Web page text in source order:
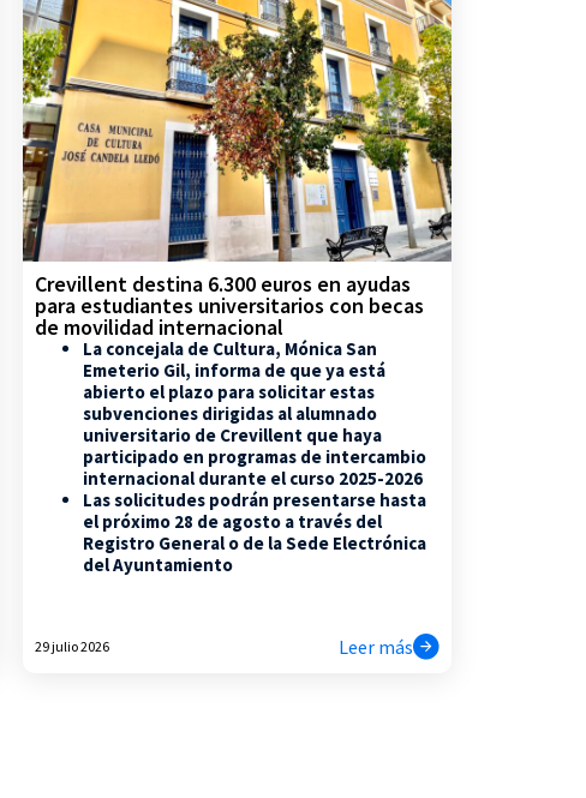
Crevillent destina 6.300 euros en ayudas
para estudiantes universitarios con becas
de movilidad internacional
La concejala de Cultura, Mónica San
Emeterio Gil, informa de que ya está
abierto el plazo para solicitar estas
subvenciones dirigidas al alumnado
universitario de Crevillent que haya
participado en programas de intercambio
internacional durante el curso 2025-2026
Las solicitudes podrán presentarse hasta
el próximo 28 de agosto a través del
Registro General o de la Sede Electrónica
del Ayuntamiento
29 julio 2026 Leer más